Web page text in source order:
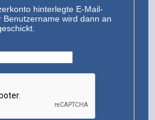
hinterlegte E-Mail-
wird dann an